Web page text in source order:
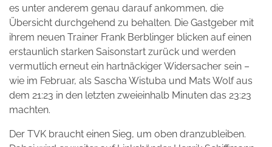
es unter anderem genau darauf ankommen, die
Übersicht durchgehend zu behalten. Die Gastgeber mit
ihrem neuen Trainer Frank Berblinger blicken auf einen
erstaunlich starken Saisonstart zurück und werden
vermutlich erneut ein hartnäckiger Widersacher sein –
wie im Februar, als Sascha Wistuba und Mats Wolf aus
dem 21:23 in den letzten zweieinhalb Minuten das 23:23
machten.
Der TVK braucht einen Sieg, um oben dranzubleiben.